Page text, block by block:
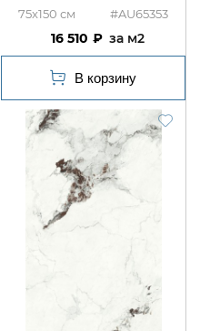
75x150 #AU65353
16 510 м2